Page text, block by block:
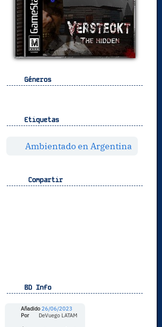
Géneros
Etiquetas
Ambientado en Argentina
Compartir
BD Info
Añadido 26/06/2023
Por
DeVuego LATAM